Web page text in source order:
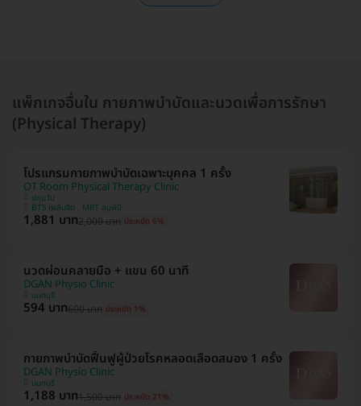
แพ็กเกจอื่นใน กายภาพบำบัดและนวดเพื่อการรักษา
(Physical Therapy)
โปรแกรมกายภาพบำบัดเฉพาะบุคคล 1 ครั้ง
OT Room Physical Therapy Clinic
ปทุมวัน
BTS เพลินจิต , MRT ลุมพินี
1,881 บาท2,000 บาท ประหยัด 6%
นวดผ่อนคลายมือ + แขน 60 นาที
DGAN Physio Clinic
นนทบุรี
594 บาท600 บาท ประหยัด 1%
กายภาพบำบัดฟื้นฟูผู้ป่วยโรคหลอดเลือดสมอง 1 ครั้ง
DGAN Physio Clinic
นนทบุรี
1,188 บาท1,500 บาท ประหยัด 21%